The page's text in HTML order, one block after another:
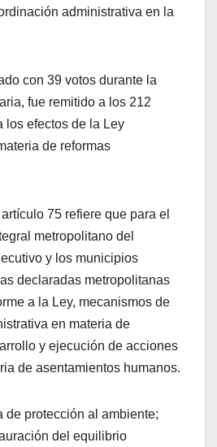
administrativa en la
con 39 votos durante la
fue remitido a los 212
los efectos de la Ley
de reformas
75 refiere que para el
metropolitano del
y los municipios
declaradas metropolitanas
a la Ley, mecanismos de
en materia de
y ejecución de acciones
de asentamientos humanos.
de protección al ambiente;
del equilibrio